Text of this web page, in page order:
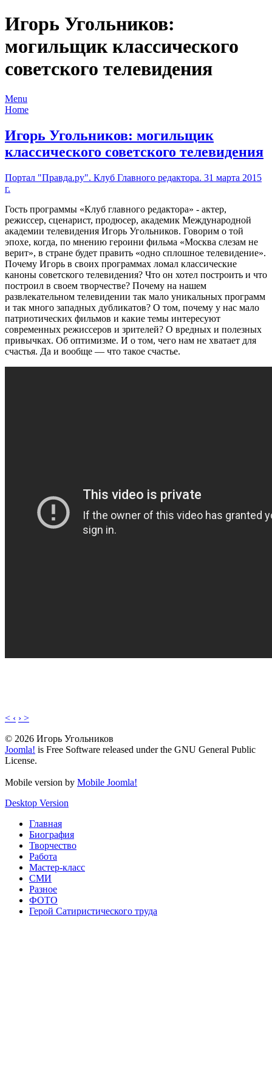
Игорь Угольников:
могильщик классического
советского телевидения
Menu
Home
Игорь Угольников: могильщик
классического советского телевидения
Портал "Правда.ру". Клуб Главного редактора. 31 марта 2015
г.
Гость программы «Клуб главного редактора» - актер,
режиссер, сценарист, продюсер, академик Международной
академии телевидения Игорь Угольников. Говорим о той
эпохе, когда, по мнению героини фильма «Москва слезам не
верит», в стране будет править «одно сплошное телевидение».
Почему Игорь в своих программах ломал классические
каноны советского телевидения? Что он хотел построить и что
построил в своем творчестве? Почему на нашем
развлекательном телевидении так мало уникальных программ
и так много западных дубликатов? О том, почему у нас мало
патриотических фильмов и какие темы интересуют
современных режиссеров и зрителей? О вредных и полезных
привычках. Об оптимизме. И о том, чего нам не хватает для
счастья. Да и вообще — что такое счастье.
< ‹ › >
© 2026 Игорь Угольников
Joomla! is Free Software released under the GNU General Public
License.
Mobile version by Mobile Joomla!
Desktop Version
Главная
Биография
Творчество
Работа
Мастер-класс
СМИ
Разное
ФОТО
Герой Сатиристического труда